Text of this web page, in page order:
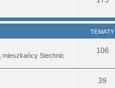
TEMATY
mieszkańcy Siechnic
106
39